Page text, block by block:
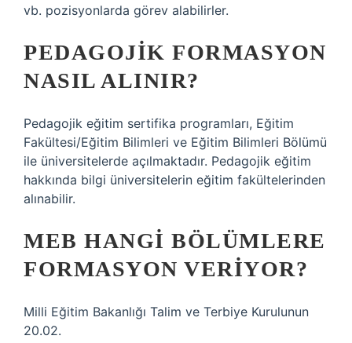
vb. pozisyonlarda görev alabilirler.
PEDAGOJIK FORMASYON
NASIL ALINIR?
Pedagojik eğitim sertifika programları, Eğitim
Fakültesi/Eğitim Bilimleri ve Eğitim Bilimleri Bölümü
ile üniversitelerde açılmaktadır. Pedagojik eğitim
hakkında bilgi üniversitelerin eğitim fakültelerinden
alınabilir.
MEB HANGI BÖLÜMLERE
FORMASYON VERIYOR?
Milli Eğitim Bakanlığı Talim ve Terbiye Kurulunun
20.02.